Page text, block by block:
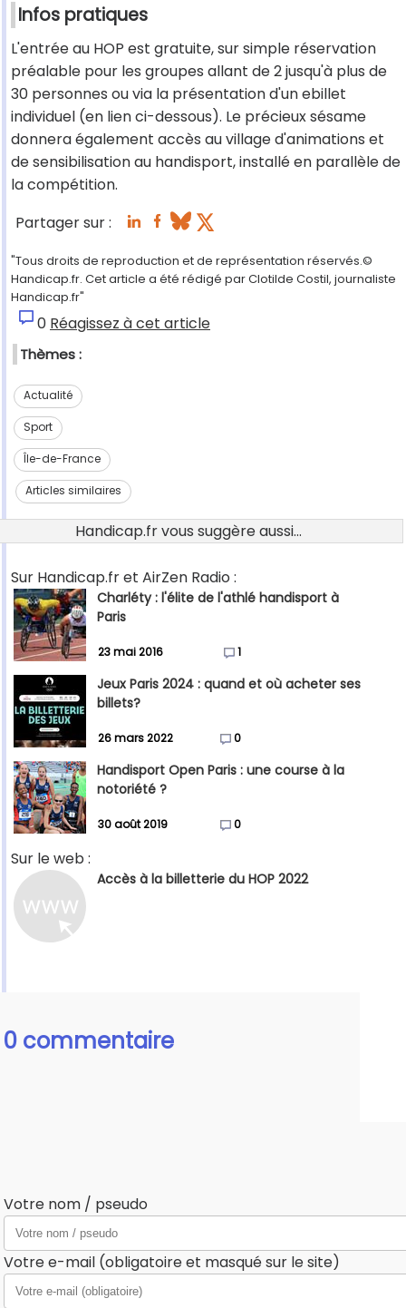
Infos pratiques
L'entrée au HOP est gratuite, sur simple réservation
préalable pour les groupes allant de 2 jusqu'à plus de
30 personnes ou via la présentation d'un ebillet
individuel (en lien ci-dessous). Le précieux sésame
donnera également accès au village d'animations et
de sensibilisation au handisport, installé en parallèle de
la compétition.
Partager sur :
"Tous droits de reproduction et de représentation réservés.©
Handicap.fr. Cet article a été rédigé par Clotilde Costil, journaliste
Handicap.fr"
0 Réagissez à cet article
Thèmes :
Actualité
Sport
Île-de-France
Articles similaires
Handicap.fr vous suggère aussi...
Sur Handicap.fr et AirZen Radio :
Charléty : l'élite de l'athlé handisport à
Paris
23 mai 2016 1
Jeux Paris 2024 : quand et où acheter ses
billets?
26 mars 2022 0
Handisport Open Paris : une course à la
notoriété ?
30 août 2019 0
Sur le web :
Accès à la billetterie du HOP 2022
0 commentaire
Votre nom / pseudo
Votre e-mail (obligatoire et masqué sur le site)